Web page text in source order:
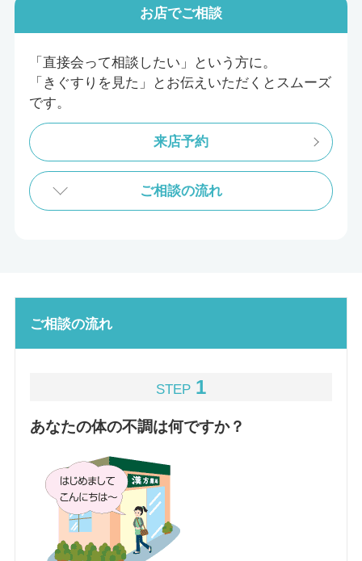
お店でご相談
「直接会って相談したい」という方に。
「きぐすりを見た」とお伝えいただくとスムーズ
です。
来店予約
ご相談の流れ
ご相談の流れ
STEP 1
あなたの体の不調は何ですか？